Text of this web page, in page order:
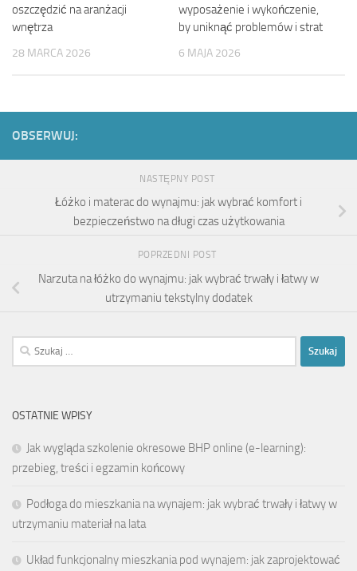
oszczędzić na aranżacji
wnętrza
28 MARCA 2026
wyposażenie i wykończenie,
by uniknąć problemów i strat
6 MAJA 2026
OBSERWUJ:
NASTĘPNY POST
Łóżko i materac do wynajmu: jak wybrać komfort i
bezpieczeństwo na długi czas użytkowania
POPRZEDNI POST
Narzuta na łóżko do wynajmu: jak wybrać trwały i łatwy w
utrzymaniu tekstylny dodatek
Szukaj:
OSTATNIE WPISY
Jak wygląda szkolenie okresowe BHP online (e-learning):
przebieg, treści i egzamin końcowy
Podłoga do mieszkania na wynajem: jak wybrać trwały i łatwy w
utrzymaniu materiał na lata
Układ funkcjonalny mieszkania pod wynajem: jak zaprojektować